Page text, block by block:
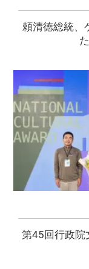
頼清徳総統、
第45回行政院